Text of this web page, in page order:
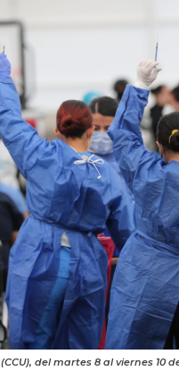
del martes 8 al viernes 10